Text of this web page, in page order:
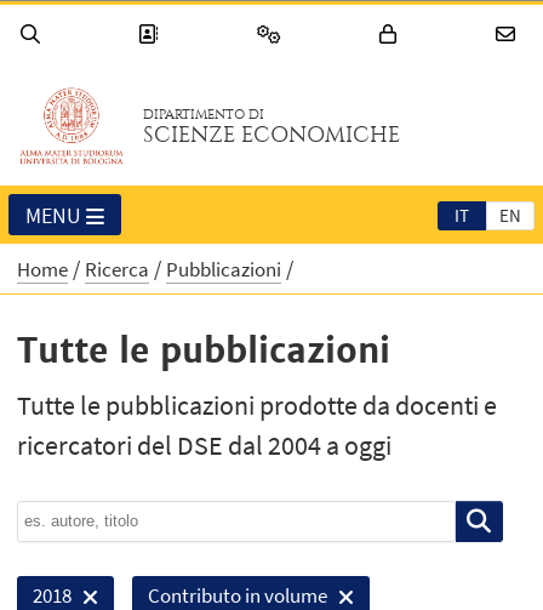
DIPARTIMENTO DI
SCIENZE ECONOMICHE
IT EN
MENU
Home Ricerca Pubblicazioni
Tutte le pubblicazioni
Tutte le pubblicazioni prodotte da docenti e
ricercatori del DSE dal 2004 a oggi
2018 Contributo in volume